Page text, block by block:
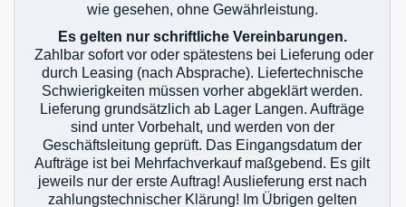
kombinierte Maschinen
Kompressoren
Metallmaschinen
Pressen
Schleifmaschinen
Sägen
wie gesehen, ohne Gewährleistung.
Es gelten nur schriftliche Vereinbarungen.
Zahlbar sofort vor oder spätestens bei Lieferung oder
durch Leasing (nach Absprache). Liefertechnische
Schwierigkeiten müssen vorher abgeklärt werden.
Lieferung grundsätzlich ab Lager Langen. Aufträge
sind unter Vorbehalt, und werden von der
Geschäftsleitung geprüft. Das Eingangsdatum der
Aufträge ist bei Mehrfachverkauf maßgebend. Es gilt
jeweils nur der erste Auftrag! Auslieferung erst nach
zahlungstechnischer Klärung! Im Übrigen gelten